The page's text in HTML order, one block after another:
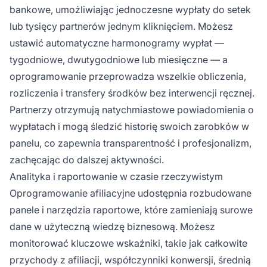
bankowe, umożliwiając jednoczesne wypłaty do setek
lub tysięcy partnerów jednym kliknięciem. Możesz
ustawić automatyczne harmonogramy wypłat —
tygodniowe, dwutygodniowe lub miesięczne — a
oprogramowanie przeprowadza wszelkie obliczenia,
rozliczenia i transfery środków bez interwencji ręcznej.
Partnerzy otrzymują natychmiastowe powiadomienia o
wypłatach i mogą śledzić historię swoich zarobków w
panelu, co zapewnia transparentność i profesjonalizm,
zachęcając do dalszej aktywności.
Analityka i raportowanie w czasie rzeczywistym
Oprogramowanie afiliacyjne udostępnia rozbudowane
panele i narzędzia raportowe, które zamieniają surowe
dane w użyteczną wiedzę biznesową. Możesz
monitorować kluczowe wskaźniki, takie jak całkowite
przychody z afiliacji, współczynniki konwersji, średnią